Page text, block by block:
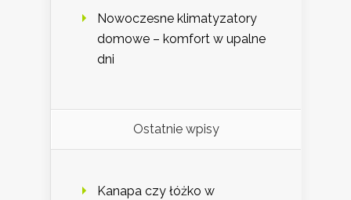
Nowoczesne klimatyzatory
domowe – komfort w upalne
dni
Ostatnie wpisy
Kanapa czy łóżko w